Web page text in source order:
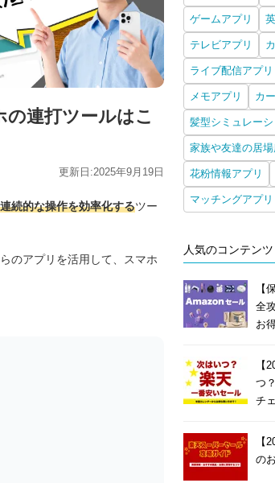
連打ツールはこ
更新日:2025年9月19日
続的な操作を効率化するツー
のアプリを活用して、スマホ
ゲームアプリ
テレビアプリ
ライブ配信アプリ
メモアプリ カ
髪型シミュレー
家族や友達の居
花粉情報アプリ
マッチングアプリ
人気のコンテンツ
【
全
お
【
つ
チ
【
の